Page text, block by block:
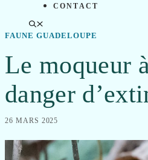
CONTACT
FAUNE GUADELOUPE
Le moqueur
danger
26 MARS 2025